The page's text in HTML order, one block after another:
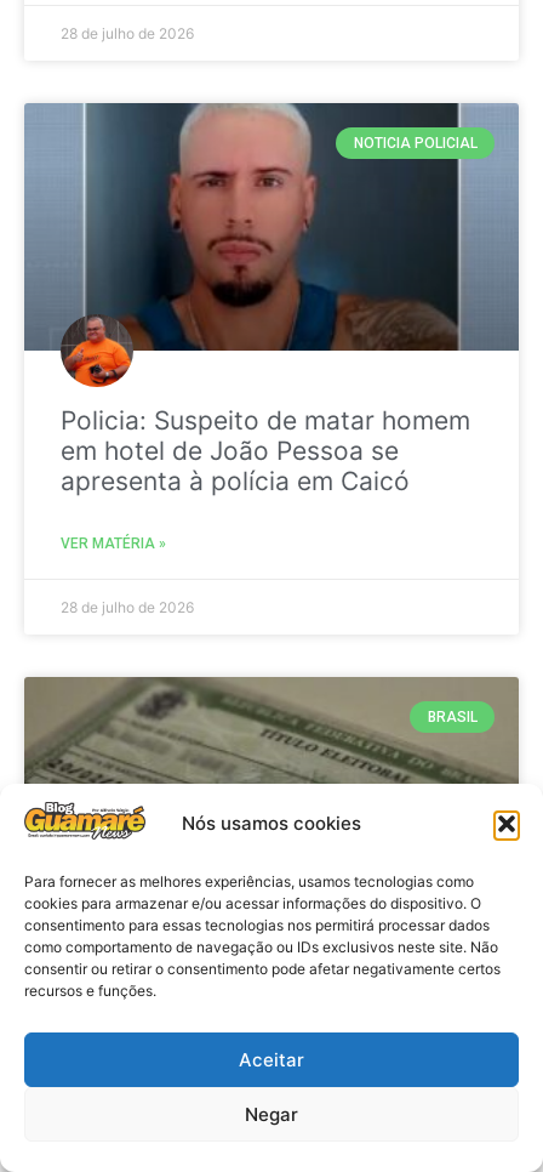
Nós usamos cookies
Para fornecer as melhores experiências, usamos tecnologias como
cookies para armazenar e/ou acessar informações do dispositivo. O
consentimento para essas tecnologias nos permitirá processar dados
como comportamento de navegação ou IDs exclusivos neste site. Não
consentir ou retirar o consentimento pode afetar negativamente certos
recursos e funções.
Aceitar
Negar
28 de julho de 2026
NOTICIA POLICIAL
Policia: Suspeito de matar homem
em hotel de João Pessoa se
apresenta à polícia em Caicó
VER MATÉRIA »
28 de julho de 2026
BRASIL
Brasil: Policia Federal investiga
antes das eleições